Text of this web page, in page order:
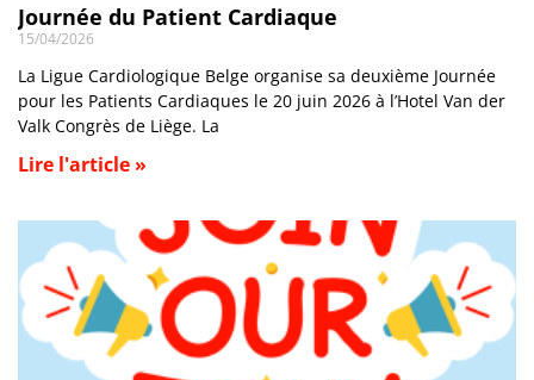
Journée du Patient Cardiaque
15/04/2026
La Ligue Cardiologique Belge organise sa deuxième Journée
pour les Patients Cardiaques le 20 juin 2026 à l’Hotel Van der
Valk Congrès de Liège. La
Lire l'article »